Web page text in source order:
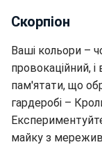
Скорпіон
Ваші кольори –
провокаційний, і
пам'ятати, що
гардеробі –
майку з